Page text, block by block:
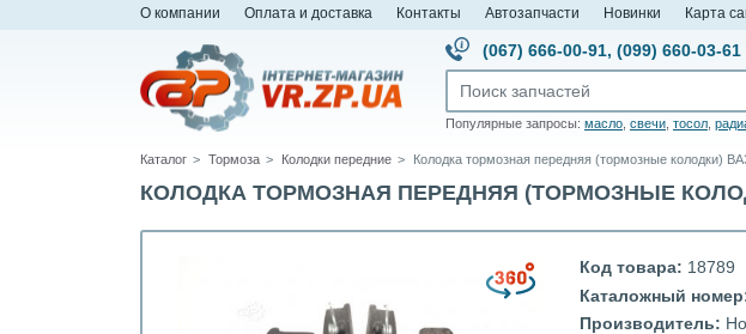
О компании Оплата и доставка Контакты Автозапчасти Новинки Карта
(067) 666-00-91, (099) 660-03-61
Популярные запросы: масло свечи тосол
Каталог Тормоза Колодки передние Колодка тормозная передняя (тормозные колодки)
КОЛОДКА ТОРМОЗНАЯ ПЕРЕДНЯЯ (ТОРМОЗНЫЕ
Код товара: 18789
Каталожный
Производитель: